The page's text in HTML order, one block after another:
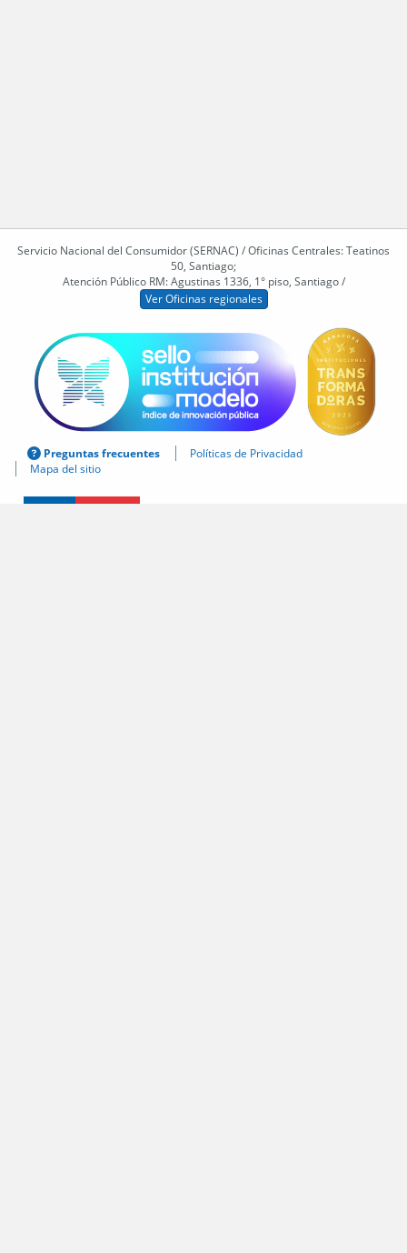
Servicio Nacional del Consumidor (SERNAC) / Oficinas Centrales: Teatinos
50, Santiago;
Atención Público RM: Agustinas 1336, 1° piso, Santiago /
Ver Oficinas regionales
Preguntas frecuentes
Políticas de Privacidad
Mapa del sitio